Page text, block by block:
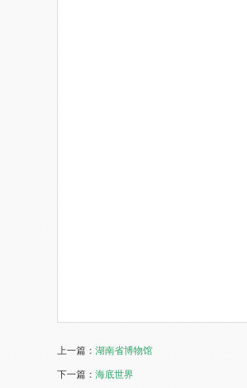
上一篇： 湖南省博物馆
下一篇： 海底世界